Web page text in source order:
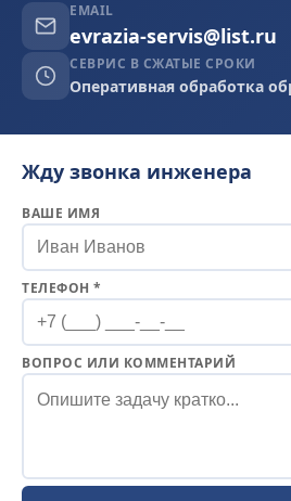
EMAIL
evrazia-servis@list.ru
СЕВРИС В СЖАТЫЕ СРОКИ
Оперативная обработка
Жду звонка инженера
ВАШЕ ИМЯ
ТЕЛЕФОН *
ВОПРОС ИЛИ КОММЕНТАРИЙ